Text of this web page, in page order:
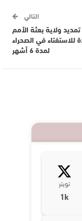
التالي
تمديد ولاية بعثة الأمم
للاستفتاء في الصحراء
لمدة 6 أشهر
تويتر
1k